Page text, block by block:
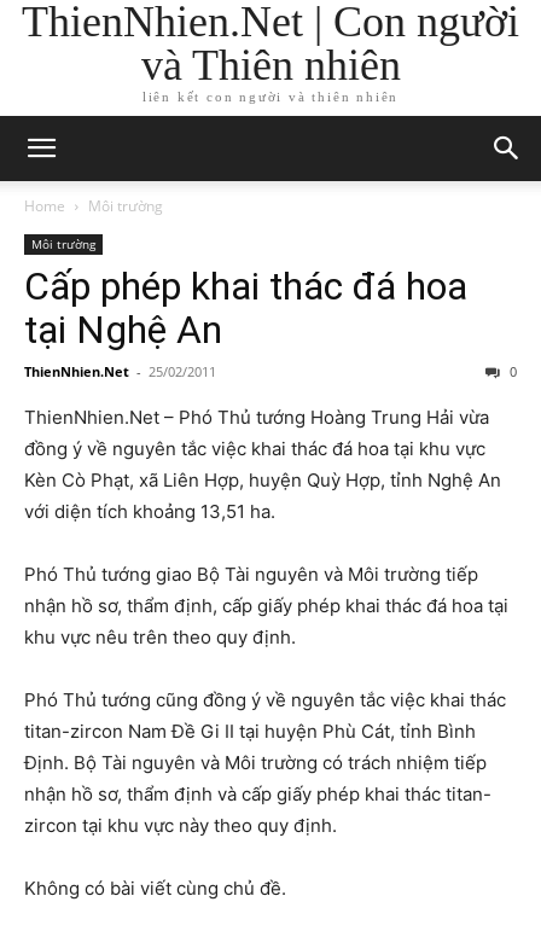
ThienNhien.Net | Con người
và Thiên nhiên
liên kết con người và thiên nhiên
Home Môi trường
Môi trường
Cấp phép khai thác đá hoa
tại Nghệ An
ThienNhien.Net - 25/02/2011 0
ThienNhien.Net – Phó Thủ tướng Hoàng Trung Hải vừa
đồng ý về nguyên tắc việc khai thác đá hoa tại khu vực
Kèn Cò Phạt, xã Liên Hợp, huyện Quỳ Hợp, tỉnh Nghệ An
với diện tích khoảng 13,51 ha.
Phó Thủ tướng giao Bộ Tài nguyên và Môi trường tiếp
nhận hồ sơ, thẩm định, cấp giấy phép khai thác đá hoa tại
khu vực nêu trên theo quy định.
Phó Thủ tướng cũng đồng ý về nguyên tắc việc khai thác
titan-zircon Nam Đề Gi II tại huyện Phù Cát, tỉnh Bình
Định. Bộ Tài nguyên và Môi trường có trách nhiệm tiếp
nhận hồ sơ, thẩm định và cấp giấy phép khai thác titan-
zircon tại khu vực này theo quy định.
Không có bài viết cùng chủ đề.